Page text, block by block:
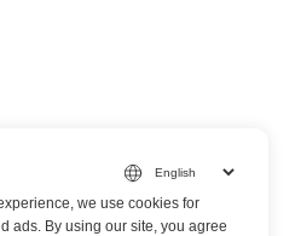
we use cookies for
ads. By using our site, you agree